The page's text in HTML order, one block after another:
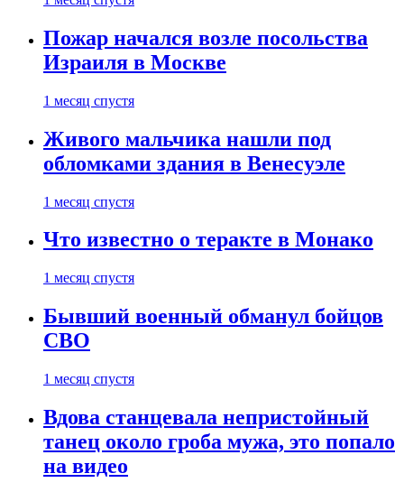
Пожар начался возле посольства
Израиля в Москве
1 месяц спустя
Живого мальчика нашли под
обломками здания в Венесуэле
1 месяц спустя
Что известно о теракте в Монако
1 месяц спустя
Бывший военный обманул бойцов
СВО
1 месяц спустя
Вдова станцевала непристойный
танец около гроба мужа, это попало
на видео